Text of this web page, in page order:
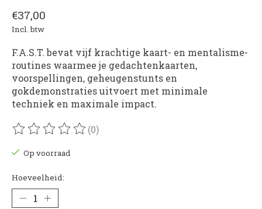
€37,00
Incl. btw
F.A.S.T. bevat vijf krachtige kaart- en mentalisme-
routines waarmee je gedachtenkaarten,
voorspellingen, geheugenstunts en
gokdemonstraties uitvoert met minimale
techniek en maximale impact.
De beoordeling van dit product is
(0)
Op voorraad
Hoeveelheid: